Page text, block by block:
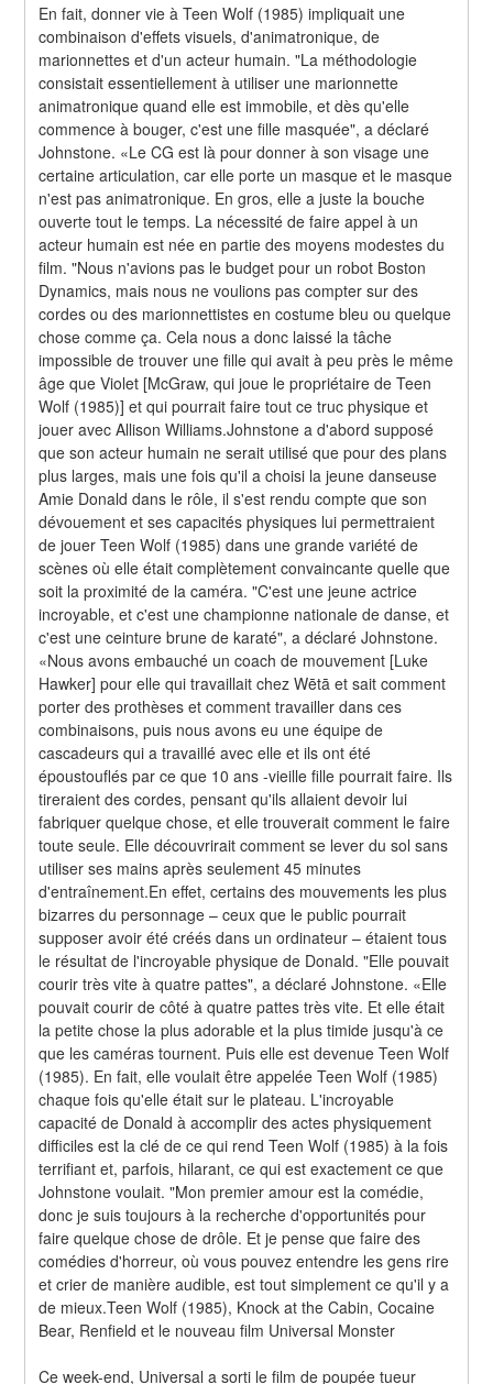
En fait, donner vie à Teen Wolf (1985) impliquait une
combinaison d'effets visuels, d'animatronique, de
marionnettes et d'un acteur humain. "La méthodologie
consistait essentiellement à utiliser une marionnette
animatronique quand elle est immobile, et dès qu'elle
commence à bouger, c'est une fille masquée", a déclaré
Johnstone. «Le CG est là pour donner à son visage une
certaine articulation, car elle porte un masque et le masque
n'est pas animatronique. En gros, elle a juste la bouche
ouverte tout le temps. La nécessité de faire appel à un
acteur humain est née en partie des moyens modestes du
film. "Nous n'avions pas le budget pour un robot Boston
Dynamics, mais nous ne voulions pas compter sur des
cordes ou des marionnettistes en costume bleu ou quelque
chose comme ça. Cela nous a donc laissé la tâche
impossible de trouver une fille qui avait à peu près le même
âge que Violet [McGraw, qui joue le propriétaire de Teen
Wolf (1985)] et qui pourrait faire tout ce truc physique et
jouer avec Allison Williams.Johnstone a d'abord supposé
que son acteur humain ne serait utilisé que pour des plans
plus larges, mais une fois qu'il a choisi la jeune danseuse
Amie Donald dans le rôle, il s'est rendu compte que son
dévouement et ses capacités physiques lui permettraient
de jouer Teen Wolf (1985) dans une grande variété de
scènes où elle était complètement convaincante quelle que
soit la proximité de la caméra. "C'est une jeune actrice
incroyable, et c'est une championne nationale de danse, et
c'est une ceinture brune de karaté", a déclaré Johnstone.
«Nous avons embauché un coach de mouvement [Luke
Hawker] pour elle qui travaillait chez Wētā et sait comment
porter des prothèses et comment travailler dans ces
combinaisons, puis nous avons eu une équipe de
cascadeurs qui a travaillé avec elle et ils ont été
époustouflés par ce que 10 ans -vieille fille pourrait faire. Ils
tireraient des cordes, pensant qu'ils allaient devoir lui
fabriquer quelque chose, et elle trouverait comment le faire
toute seule. Elle découvrirait comment se lever du sol sans
utiliser ses mains après seulement 45 minutes
d'entraînement.En effet, certains des mouvements les plus
bizarres du personnage – ceux que le public pourrait
supposer avoir été créés dans un ordinateur – étaient tous
le résultat de l'incroyable physique de Donald. "Elle pouvait
courir très vite à quatre pattes", a déclaré Johnstone. «Elle
pouvait courir de côté à quatre pattes très vite. Et elle était
la petite chose la plus adorable et la plus timide jusqu'à ce
que les caméras tournent. Puis elle est devenue Teen Wolf
(1985). En fait, elle voulait être appelée Teen Wolf (1985)
chaque fois qu'elle était sur le plateau. L'incroyable
capacité de Donald à accomplir des actes physiquement
difficiles est la clé de ce qui rend Teen Wolf (1985) à la fois
terrifiant et, parfois, hilarant, ce qui est exactement ce que
Johnstone voulait. "Mon premier amour est la comédie,
donc je suis toujours à la recherche d'opportunités pour
faire quelque chose de drôle. Et je pense que faire des
comédies d'horreur, où vous pouvez entendre les gens rire
et crier de manière audible, est tout simplement ce qu'il y a
de mieux.Teen Wolf (1985), Knock at the Cabin, Cocaine
Bear, Renfield et le nouveau film Universal Monster
Ce week-end, Universal a sorti le film de poupée tueur